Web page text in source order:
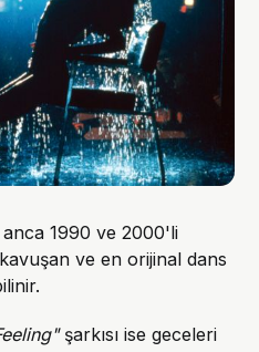
1990 ve 2000'li
ve en orijinal dans
şarkısı ise geceleri